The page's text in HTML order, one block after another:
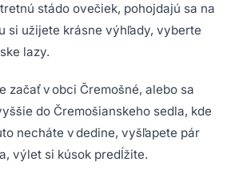
stádo ovečiek, pohojdajú sa na
si užijete krásne výhľady, vyberte
lazy.
začať v obci Čremošné, alebo sa
do Čremošianskeho sedla, kde
necháte v dedine, vyšľapete pár
výlet si kúsok predĺžite.